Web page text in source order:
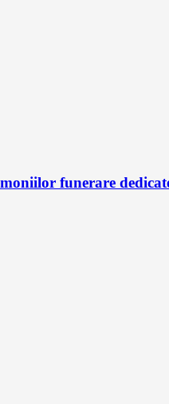
funerare